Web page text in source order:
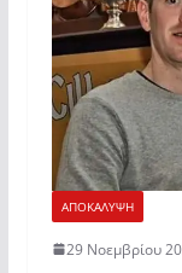
ΑΠΟΚΑΛΥΨΗ
29 Νοεμβρίου